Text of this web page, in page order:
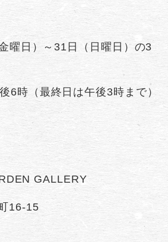
曜日）～31日（日曜日）の3
6時（最終日は午後3時まで）
GALLERY
16-15